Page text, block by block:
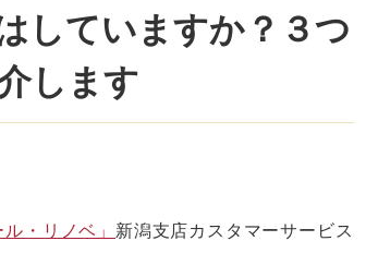
していますか？３つ
します
・リノベ」 新潟支店カスタマーサービス